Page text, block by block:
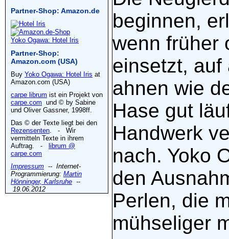
beginnen,
wenn früher
einsetzt,
ahnen wie
Hase gut
Handwerk
nach. Yoko
den
Perlen, die
mühseliger
Partner-Shop: Amazon.de
Yoko Ogawa: Hotel Iris
Partner-Shop:
Amazon.com (USA)
Buy Yoko Ogawa: Hotel Iris at
Amazon.com (USA)
carpe librum ist ein Projekt von
carpe.com und © by Sabine
und Oliver Gassner, 1998ff.
Das © der Texte liegt bei den
Rezensenten. - Wir
vermitteln Texte in ihrem
Auftrag. -
librum @
carpe.com
Impressum -- Internet-
Programmierung: Martin
Hönninger, Karlsruhe --
19.06.2012